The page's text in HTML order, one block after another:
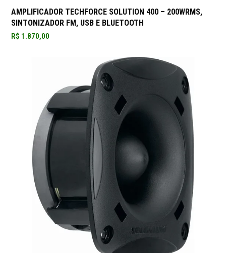
AMPLIFICADOR TECHFORCE SOLUTION 400 – 200WRMS,
SINTONIZADOR FM, USB E BLUETOOTH
R$ 1.870,00